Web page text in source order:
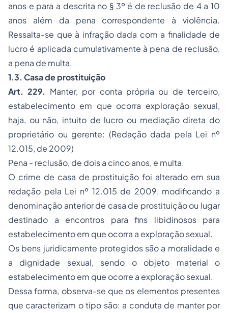
anos e para a descrita no § 3º é de reclusão de 4 a 10
anos além da pena correspondente à violência.
Ressalta-se que à infração dada com a finalidade de
lucro é aplicada cumulativamente à pena de reclusão,
a pena de multa.
1.3. Casa de prostituição
Art. 229. Manter, por conta própria ou de terceiro,
estabelecimento em que ocorra exploração sexual,
haja, ou não, intuito de lucro ou mediação direta do
proprietário ou gerente: (Redação dada pela Lei nº
12.015, de 2009)
Pena - reclusão, de dois a cinco anos, e multa.
O crime de casa de prostituição foi alterado em sua
redação pela Lei nº 12.015 de 2009, modificando a
denominação anterior de casa de prostituição ou lugar
destinado a encontros para fins libidinosos para
estabelecimento em que ocorra a exploração sexual.
Os bens juridicamente protegidos são a moralidade e
a dignidade sexual, sendo o objeto material o
estabelecimento em que ocorre a exploração sexual.
Dessa forma, observa-se que os elementos presentes
que caracterizam o tipo são: a conduta de manter por